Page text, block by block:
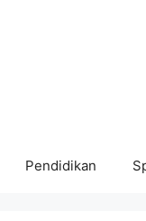
Pendidikan